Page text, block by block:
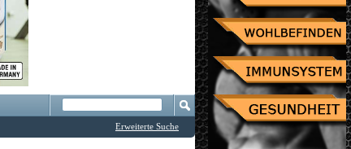
Erweiterte Suche